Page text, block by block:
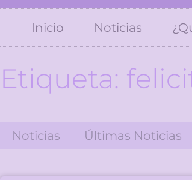
Inicio Noticias
Etiqueta:
Noticias Últimas Noticias